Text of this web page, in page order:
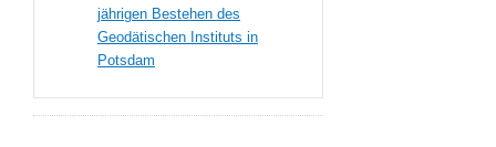
jährigen Bestehen des
Geodätischen Instituts in
Potsdam